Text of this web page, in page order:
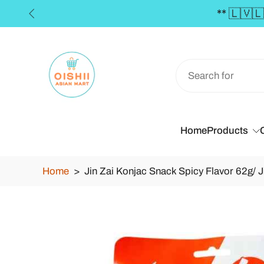
Skip
to
€50 **
HomeProducts
Home > Jin Zai Konjac Snack Spicy Flavor 62g/